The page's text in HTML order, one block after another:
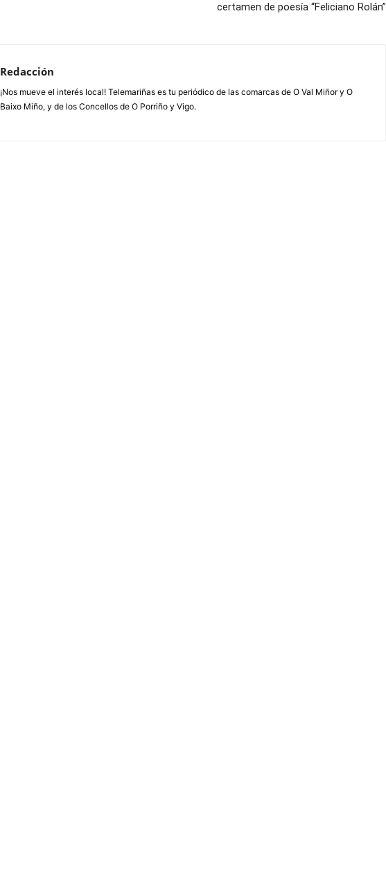
certamen de poesía “Feliciano Rolán”
Redacción
¡Nos mueve el interés local! Telemariñas es tu periódico de las comarcas de O Val Miñor y O
Baixo Miño, y de los Concellos de O Porriño y Vigo.